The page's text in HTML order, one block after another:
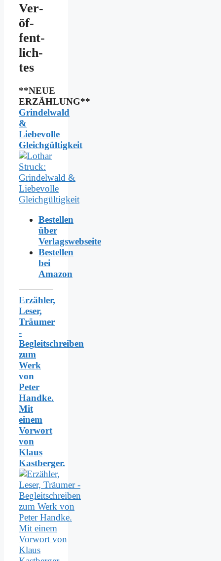
Ver­
öf­
fent­
lich­
tes
**NEUE
ERZÄHLUNG**
Grindelwald
&
Liebevolle
Gleichgültigkeit
Bestellen
über
Verlagswebseite
Bestellen
bei
Amazon
Erzähler,
Leser,
Träumer
-
Begleitschreiben
zum
Werk
von
Peter
Handke.
Mit
einem
Vorwort
von
Klaus
Kastberger.